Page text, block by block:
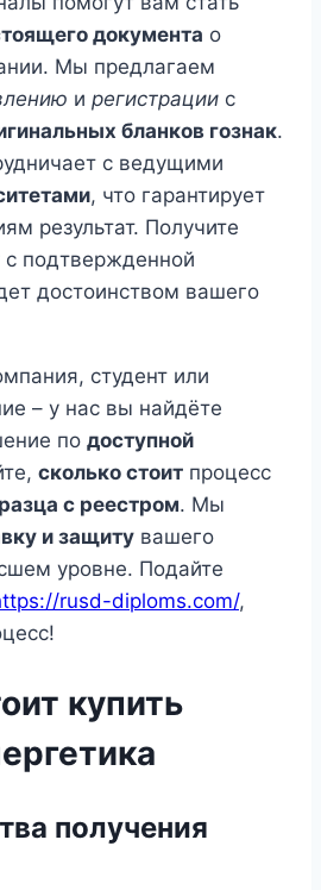
документа о
Мы предлагаем
и регистрации с
бланков гознак.
с ведущими
, что гарантирует
результат. Получите
с подтвержденной
достоинством вашего
студент или
– у нас вы найдёте
по доступной
сколько стоит процесс
с реестром. Мы
и защиту вашего
уровне. Подайте
rusd-diploms.com/,
купить
получения